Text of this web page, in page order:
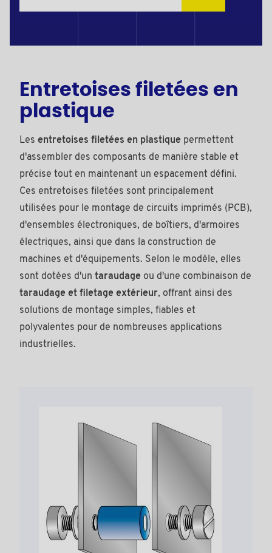
Entretoises filetées en
plastique
Les entretoises filetées en plastique permettent
d'assembler des composants de manière stable et
précise tout en maintenant un espacement défini.
Ces entretoises filetées sont principalement
utilisées pour le montage de circuits imprimés (PCB),
d'ensembles électroniques, de boîtiers, d'armoires
électriques, ainsi que dans la construction de
machines et d'équipements. Selon le modèle, elles
sont dotées d'un taraudage ou d'une combinaison de
taraudage et filetage extérieur, offrant ainsi des
solutions de montage simples, fiables et
polyvalentes pour de nombreuses applications
industrielles.